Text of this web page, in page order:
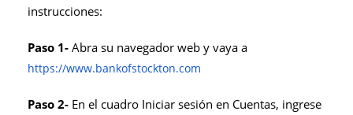
instrucciones:
Paso 1-Abra su navegador web y vaya a
https://www.bankofstockton.com
Paso 2- En el cuadro Iniciar sesión en Cuentas, ingrese